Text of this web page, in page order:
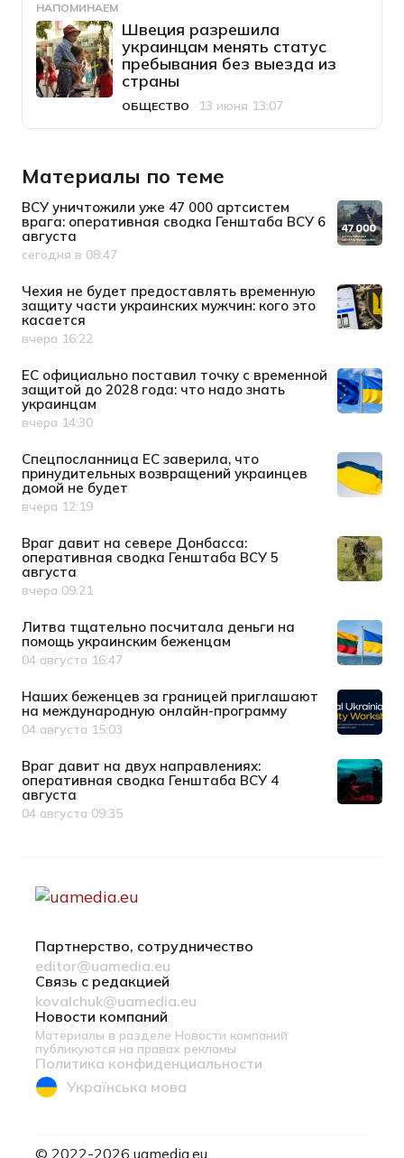
НАПОМИНАЕМ
Швеция разрешила
украинцам менять статус
пребывания без выезда из
страны
Категория
ОБЩЕСТВО
Дата публикации
13 июня 13:07
Материалы по теме
ВСУ уничтожили уже 47 000 артсистем
врага: оперативная сводка Генштаба ВСУ 6
августа
Дата публикации
сегодня в 08:47
Чехия не будет предоставлять временную
защиту части украинских мужчин: кого это
касается
Дата публикации
вчера 16:22
ЕС официально поставил точку с временной
защитой до 2028 года: что надо знать
украинцам
Дата публикации
вчера 14:30
Спецпосланница ЕС заверила, что
принудительных возвращений украинцев
домой не будет
Дата публикации
вчера 12:19
Враг давит на севере Донбасса:
оперативная сводка Генштаба ВСУ 5
августа
Дата публикации
вчера 09:21
Литва тщательно посчитала деньги на
помощь украинским беженцам
Дата публикации
04 августа 16:47
Наших беженцев за границей приглашают
на международную онлайн-программу
Дата публикации
04 августа 15:03
Враг давит на двух направлениях:
оперативная сводка Генштаба ВСУ 4
августа
Дата публикации
04 августа 09:35
Партнерство, сотрудничество
editor@uamedia.eu
Связь с редакцией
kovalchuk@uamedia.eu
Новости компаний
Материалы в разделе Новости компаний
публикуются на правах рекламы
Политика конфиденциальности
Українська мова
© 2022-2026 uamedia.eu